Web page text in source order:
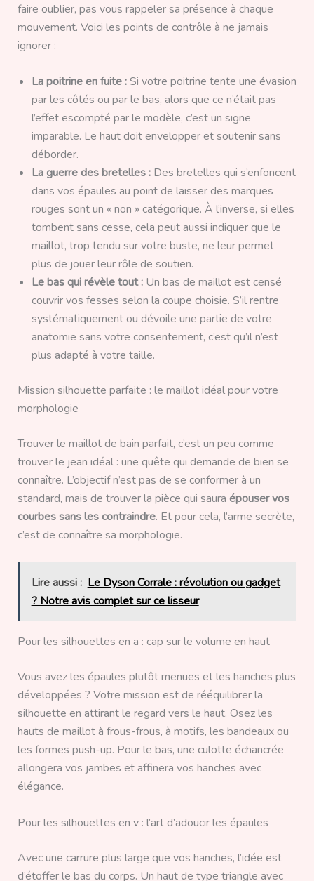
faire oublier, pas vous rappeler sa présence à chaque
mouvement. Voici les points de contrôle à ne jamais
ignorer :
La poitrine en fuite :Si votre poitrine tente une évasion
par les côtés ou par le bas, alors que ce n’était pas
l’effet escompté par le modèle, c’est un signe
imparable. Le haut doit envelopper et soutenir sans
déborder.
La guerre des bretelles :Des bretelles qui s’enfoncent
dans vos épaules au point de laisser des marques
rouges sont un « non » catégorique. À l’inverse, si elles
tombent sans cesse, cela peut aussi indiquer que le
maillot, trop tendu sur votre buste, ne leur permet
plus de jouer leur rôle de soutien.
Le bas qui révèle tout :Un bas de maillot est censé
couvrir vos fesses selon la coupe choisie. S’il rentre
systématiquement ou dévoile une partie de votre
anatomie sans votre consentement, c’est qu’il n’est
plus adapté à votre taille.
Mission silhouette parfaite : le maillot idéal pour votre
morphologie
Trouver le maillot de bain parfait, c’est un peu comme
trouver le jean idéal : une quête qui demande de bien se
connaître. L’objectif n’est pas de se conformer à un
standard, mais de trouver la pièce qui saura épouser vos
courbes sans les contraindre. Et pour cela, l’arme secrète,
c’est de connaître sa morphologie.
Lire aussi : Le Dyson Corrale : révolution ou gadget
? Notre avis complet sur ce lisseur
Pour les silhouettes en a : cap sur le volume en haut
Vous avez les épaules plutôt menues et les hanches plus
développées ? Votre mission est de rééquilibrer la
silhouette en attirant le regard vers le haut. Osez les
hauts de maillot à frous-frous, à motifs, les bandeaux ou
les formes push-up. Pour le bas, une culotte échancrée
allongera vos jambes et affinera vos hanches avec
élégance.
Pour les silhouettes en v : l’art d’adoucir les épaules
Avec une carrure plus large que vos hanches, l’idée est
d’étoffer le bas du corps. Un haut de type triangle avec